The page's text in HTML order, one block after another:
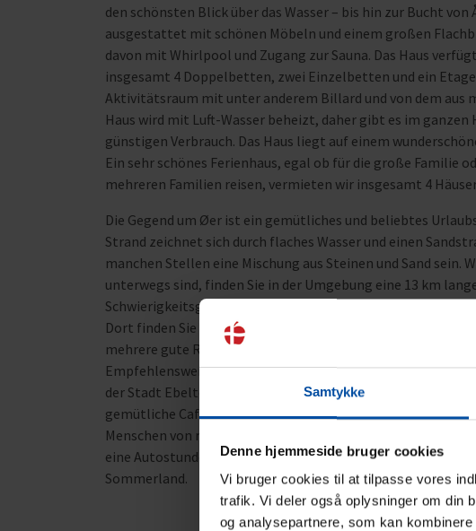
Samtykke
Denne hjemmeside bruger cookies
Vi bruger cookies til at tilpasse vores
trafik. Vi deler også oplysninger om din
og analysepartnere, som kan
den schönsten Blick über das Wasser – bis hin zur Bucht
ausgestattet mit schönen Möbeln und einem großen
davon mit Whirlpool und Zugang zur Sauna. Das Haus
insgesamt 4 Doppelbetten, zwei Einzelbetten und ein
Aktivitätsraum mit unter anderem Billard und von dem aus
Haus wird mit Luft-Wasser beheizt, daher gibt es im ganzen
günstigen Verbrauch. Das Haus liegt auf einem
Ein sehr schönes Ferienhaus, egal ob für die große Familie
mehreren Familien reisen, vermieten wir insgesamt 4
Die Gegend um Øer ist ein gemütliches und beliebtes
Strand zeichnet sich durch flaches Wasser und einen
manchen Stellen eine Mischung aus Steinen und Sand sein.
unterwegs sind, finden Sie in der Umgebung eine 13 km
Schwierigkeitsgrade unterteilt ist. Vom Haus sind es ca. 5
Dort finden Sie das Glasmuseum, das führend in der
mehrere gute Restaurants und es besteht immer die
Empfehlenswert ist auch ein Besuch der Fregatte Jylland.
der Stadt Ebeltoft finden Sie viele interessante Geschäfte,
gemütliche Cafés. Hier finden Sie auch die meistbesuchte
Menschen von nah und fern kommen, um zu heiraten. Vom
eine Autostunde zum Kattegat Center in Grenaa und zum
Sommerland.